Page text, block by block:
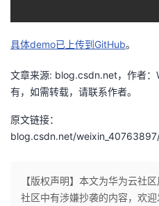
我
的
课
我
的
证
我
实
的
的
技
术
持
我
的
云
建
具体demo已上传到GitHub。
文章来源: blog.csdn.net，作者
有，如需转载，请联系作者。
原文链接：
blog.csdn.net/
【版权声明】本文为华为云社
社区中有涉嫌抄袭的内容，欢